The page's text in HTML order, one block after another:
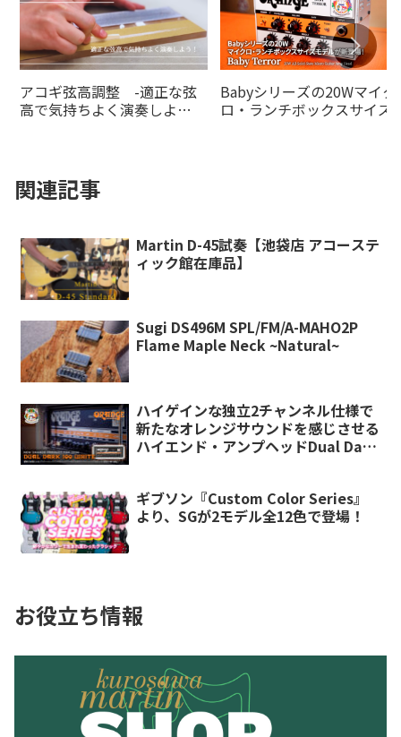
アコギ弦高調整 -適正な弦
高で気持ちよく演奏しよ
Babyシリーズの20Wマイク
ロ・ランチボックスサイズ
関連記事
Martin D-45試奏【池袋店 アコーステ
ィック館在庫品】
Sugi DS496M SPL/FM/A-MAHO2P
Flame Maple Neck ~Natural~
ハイゲインな独立2チャンネル仕様で
新たなオレンジサウンドを感じさせる
ハイエンド・アンプヘッドDual Dark
ギブソン『Custom Color Series』
より、SGが2モデル全12色で登場！
お役立ち情報